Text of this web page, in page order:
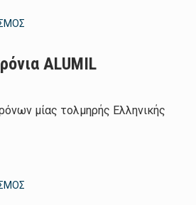
ALUMIL
μίας τολμηρής Ελληνικής